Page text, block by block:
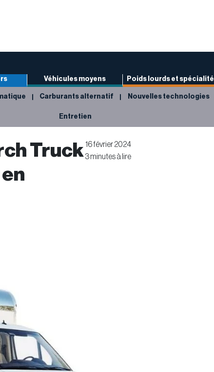
Véhicules moyens Poids lourds et spécialité
Carburants alternatif Nouvelles technologies
Entretien
Truck 16 février 2024
3 minutes à lire